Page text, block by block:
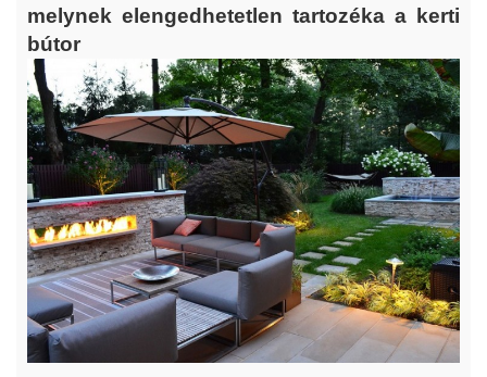
melynek elengedhetetlen tartozéka a kerti
bútor